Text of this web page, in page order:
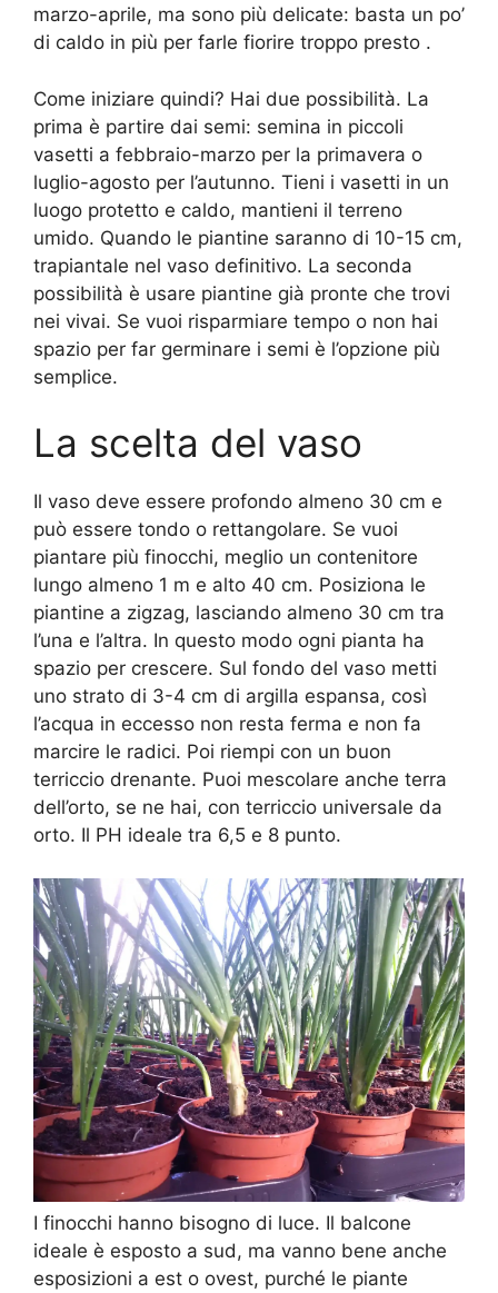
marzo-aprile, ma sono più delicate: basta un po’
di caldo in più per farle fiorire troppo presto .
Come iniziare quindi? Hai due possibilità. La
prima è partire dai semi: semina in piccoli
vasetti a febbraio-marzo per la primavera o
luglio-agosto per l’autunno. Tieni i vasetti in un
luogo protetto e caldo, mantieni il terreno
umido. Quando le piantine saranno di 10-15 cm,
trapiantale nel vaso definitivo. La seconda
possibilità è usare piantine già pronte che trovi
nei vivai. Se vuoi risparmiare tempo o non hai
spazio per far germinare i semi è l’opzione più
semplice.
La scelta del vaso
Il vaso deve essere profondo almeno 30 cm e
può essere tondo o rettangolare. Se vuoi
piantare più finocchi, meglio un contenitore
lungo almeno 1 m e alto 40 cm. Posiziona le
piantine a zigzag, lasciando almeno 30 cm tra
l’una e l’altra. In questo modo ogni pianta ha
spazio per crescere. Sul fondo del vaso metti
uno strato di 3-4 cm di argilla espansa, così
l’acqua in eccesso non resta ferma e non fa
marcire le radici. Poi riempi con un buon
terriccio drenante. Puoi mescolare anche terra
dell’orto, se ne hai, con terriccio universale da
orto. Il PH ideale tra 6,5 e 8 punto.
I finocchi hanno bisogno di luce. Il balcone
ideale è esposto a sud, ma vanno bene anche
esposizioni a est o ovest, purché le piante